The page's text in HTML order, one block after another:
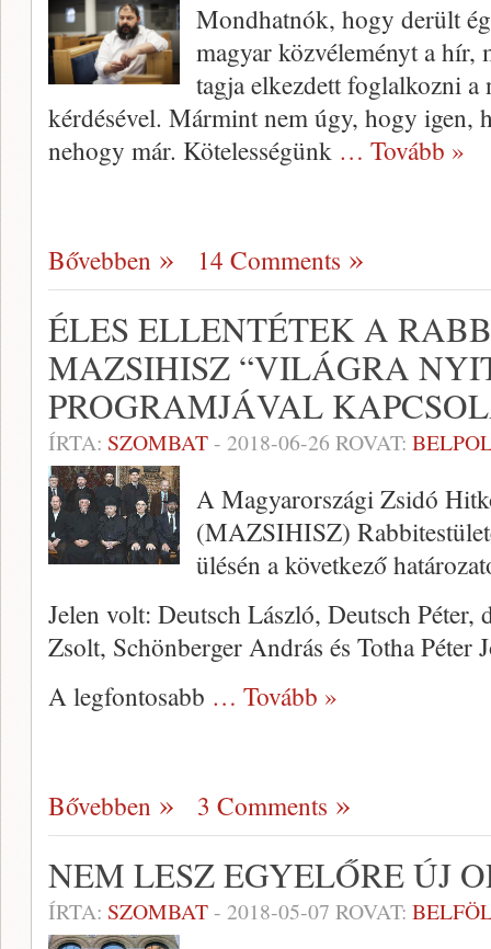
Mondhatnók, hogy derült
magyar közvéleményt a hír,
tagja elkezdett foglalkozni
kérdésével. Mármint nem úgy, hogy igen,
nehogy már. Kötelességünk … Tovább »
Bővebben 14 Comments
ÉLES ELLENTÉTEK A
MAZSIHISZ “VILÁGRA
PROGRAMJÁVAL
ÍRTA: SZOMBAT- 2018-06-26 ROVAT:
A Magyarországi Zsidó
(MAZSIHISZ)
ülésén a következő
Jelen volt: Deutsch László, Deutsch
Zsolt, Schönberger András és Totha Péter
A legfontosabb … Tovább »
Bővebben 3 Comments
NEM LESZ EGYELŐRE ÚJ
ÍRTA: SZOMBAT- 2018-05-07 ROVAT: